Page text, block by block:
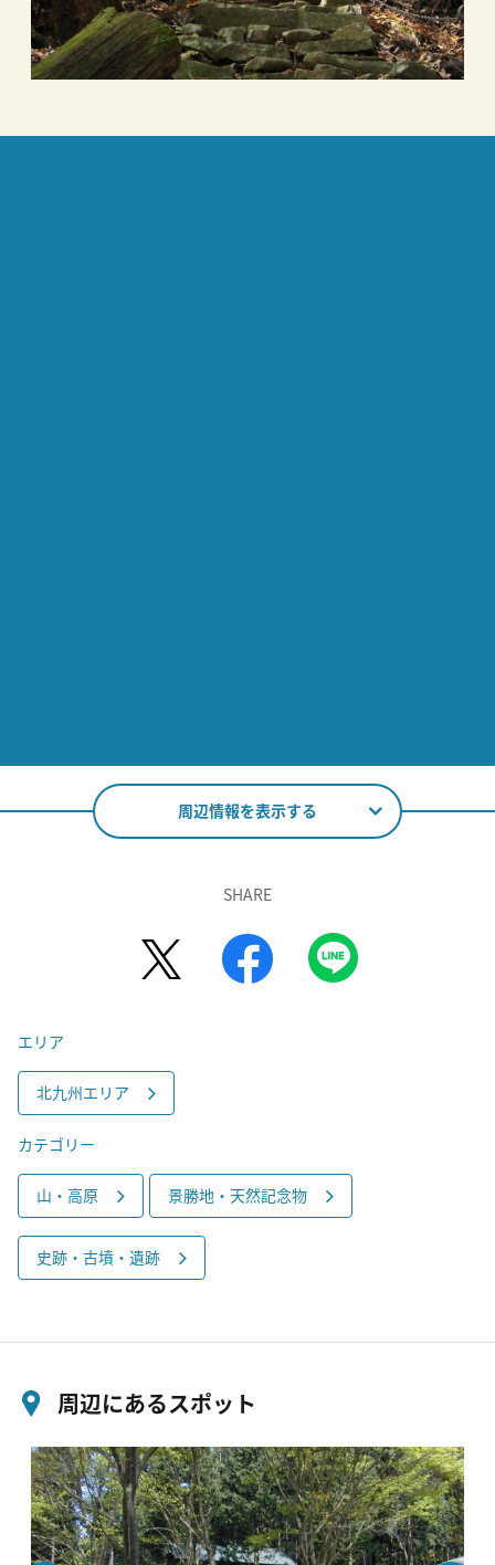
周辺情報を表示する
SHARE
エリア
北九州エリア
カテゴリー
山・高原 景勝地・天然記念物
史跡・古墳・遺跡
周辺にあるスポット